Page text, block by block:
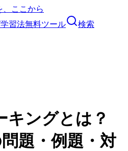
、ここから
学習法無料ツール 検索
キングとは？
題・例題・対